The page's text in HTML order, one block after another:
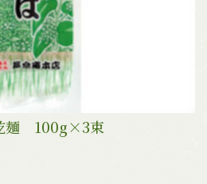
麺 100g×3束